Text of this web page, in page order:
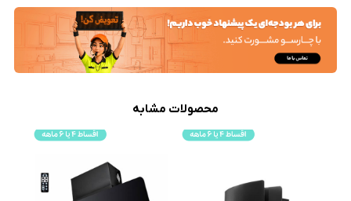
محصولات مشابه